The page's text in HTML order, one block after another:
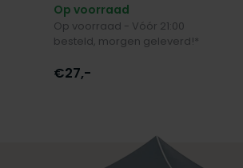
Op voorraad
Op voorraad - Vóór 21:00
besteld, morgen geleverd!*
€27,-